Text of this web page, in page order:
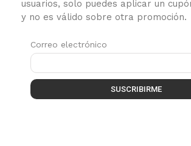
usuarios, solo puedes aplicar un
y no es válido sobre otra promoción.
Correo electrónico
SUSCRIBIRME